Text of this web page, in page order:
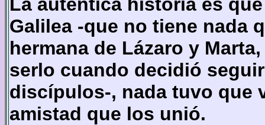
Galilea -que no tiene nada
hermana de Lázaro y
serlo cuando decidió
discípulos-, nada tuvo que
amistad que los unió.